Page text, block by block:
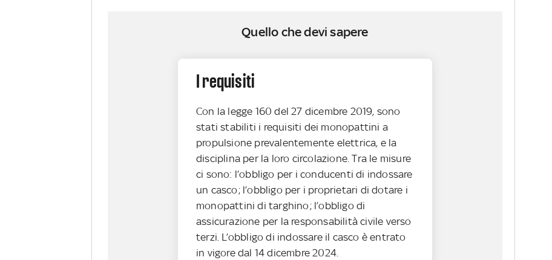
Quello che devi sapere
I requisiti
Con la legge 160 del 27 dicembre 2019, sono
stati stabiliti i requisiti dei monopattini a
propulsione prevalentemente elettrica, e la
disciplina per la loro circolazione. Tra le misure
ci sono: l’obbligo per i conducenti di indossare
un casco; l’obbligo per i proprietari di dotare i
monopattini di targhino; l’obbligo di
assicurazione per la responsabilità civile verso
terzi. L’obbligo di indossare il casco è entrato
in vigore dal 14 dicembre 2024.